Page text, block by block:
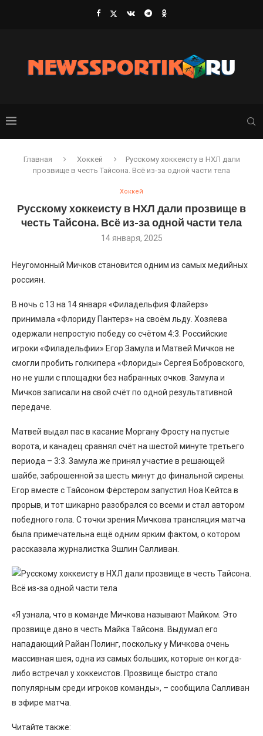
Главная Хоккей
Русскому хоккеисту в НХЛ дали
прозвище в честь Тайсона. Всё из-за одной части тела
Хоккей
Русскому хоккеисту в НХЛ дали прозвище в
честь Тайсона. Всё из-за одной части тела
14 января, 2025
Неугомонный Мичков становится одним из самых медийных
россиян.
В ночь с 13 на 14 января «Филадельфия Флайерз»
принимала «Флориду Пантерз» на своём льду. Хозяева
одержали непростую победу со счётом 4:3. Российские
игроки «Филадельфии» Егор Замула и Матвей Мичков не
смогли пробить голкипера «Флориды» Сергея Бобровского,
но не ушли с площадки без набранных очков. Замула и
Мичков записали на свой счёт по одной результативной
передаче.
Матвей выдал пас в касание Моргану Фросту на пустые
ворота, и канадец сравнял счёт на шестой минуте третьего
периода – 3:3. Замула же принял участие в решающей
шайбе, заброшенной за шесть минут до финальной сирены.
Егор вместе с Тайсоном Фёрстером запустил Ноа Кейтса в
прорыв, и тот шикарно разобрался со всеми и стал автором
победного гола. С точки зрения Мичкова трансляция матча
была примечательна ещё одним ярким фактом, о котором
рассказала журналистка Эшлин Салливан.
«Я узнала, что в команде Мичкова называют Майком. Это
прозвище дано в честь Майка Тайсона. Выдумал его
нападающий Райан Полинг, поскольку у Мичкова очень
массивная шея, одна из самых больших, которые он когда-
либо встречал у хоккеистов. Прозвище быстро стало
популярным среди игроков команды», – сообщила Салливан
в эфире матча.
Читайте также: